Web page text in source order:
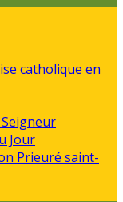
catholique en
Jour
Prieuré saint-